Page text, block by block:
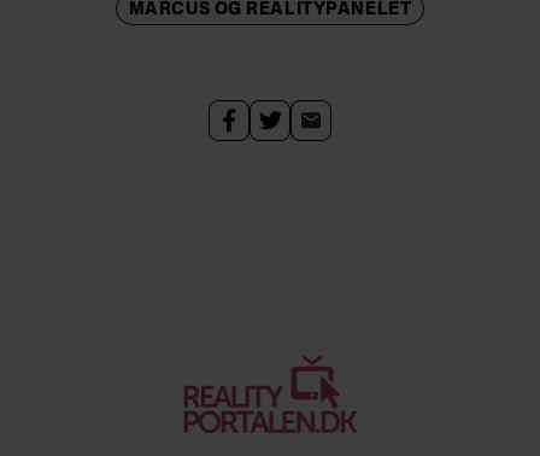
MARCUS OG REALITYPANELET